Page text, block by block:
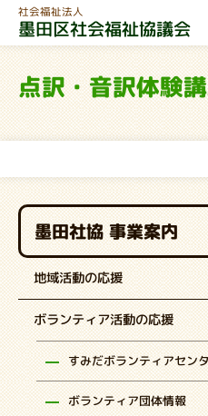
社会福祉法人
墨田区社会福祉協議会
点訳・音訳体験
墨田社協 事業案内
地域活動の応援
ボランティア活動の応援
すみだボランティアセン
ボランティア団体情報